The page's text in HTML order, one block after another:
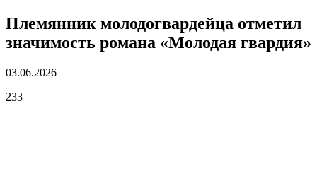
Племянник молодогвардейца отметил
значимость романа «Молодая гвардия»
03.06.2026
233